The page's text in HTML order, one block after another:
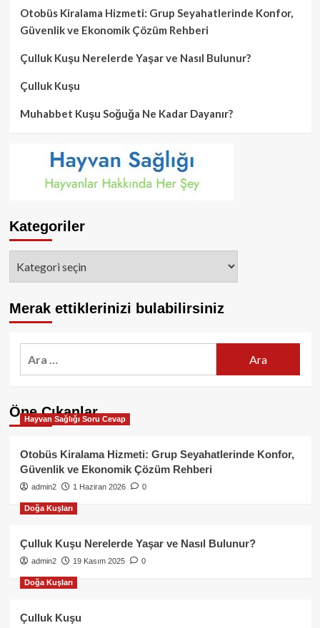
Otobüs Kiralama Hizmeti: Grup Seyahatlerinde Konfor,
Güvenlik ve Ekonomik Çözüm Rehberi
Çulluk Kuşu Nerelerde Yaşar ve Nasıl Bulunur?
Çulluk Kuşu
Muhabbet Kuşu Soğuğa Ne Kadar Dayanır?
Kategoriler
Merak ettiklerinizi bulabilirsiniz
Öne Çıkanlar
Hayvan Sağlığı Soru Cevap
Otobüs Kiralama Hizmeti: Grup Seyahatlerinde Konfor,
Güvenlik ve Ekonomik Çözüm Rehberi
admin2 1 Haziran 2026 0
Doğa Kuşları
Çulluk Kuşu Nerelerde Yaşar ve Nasıl Bulunur?
admin2 19 Kasım 2025 0
Doğa Kuşları
Çulluk Kuşu